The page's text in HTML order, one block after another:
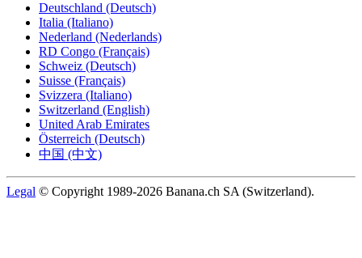
Deutschland (Deutsch)
Italia (Italiano)
Nederland (Nederlands)
RD Congo (Français)
Schweiz (Deutsch)
Suisse (Français)
Svizzera (Italiano)
Switzerland (English)
United Arab Emirates
Österreich (Deutsch)
中国 (中文)
Legal © Copyright 1989-2026 Banana.ch SA (Switzerland).